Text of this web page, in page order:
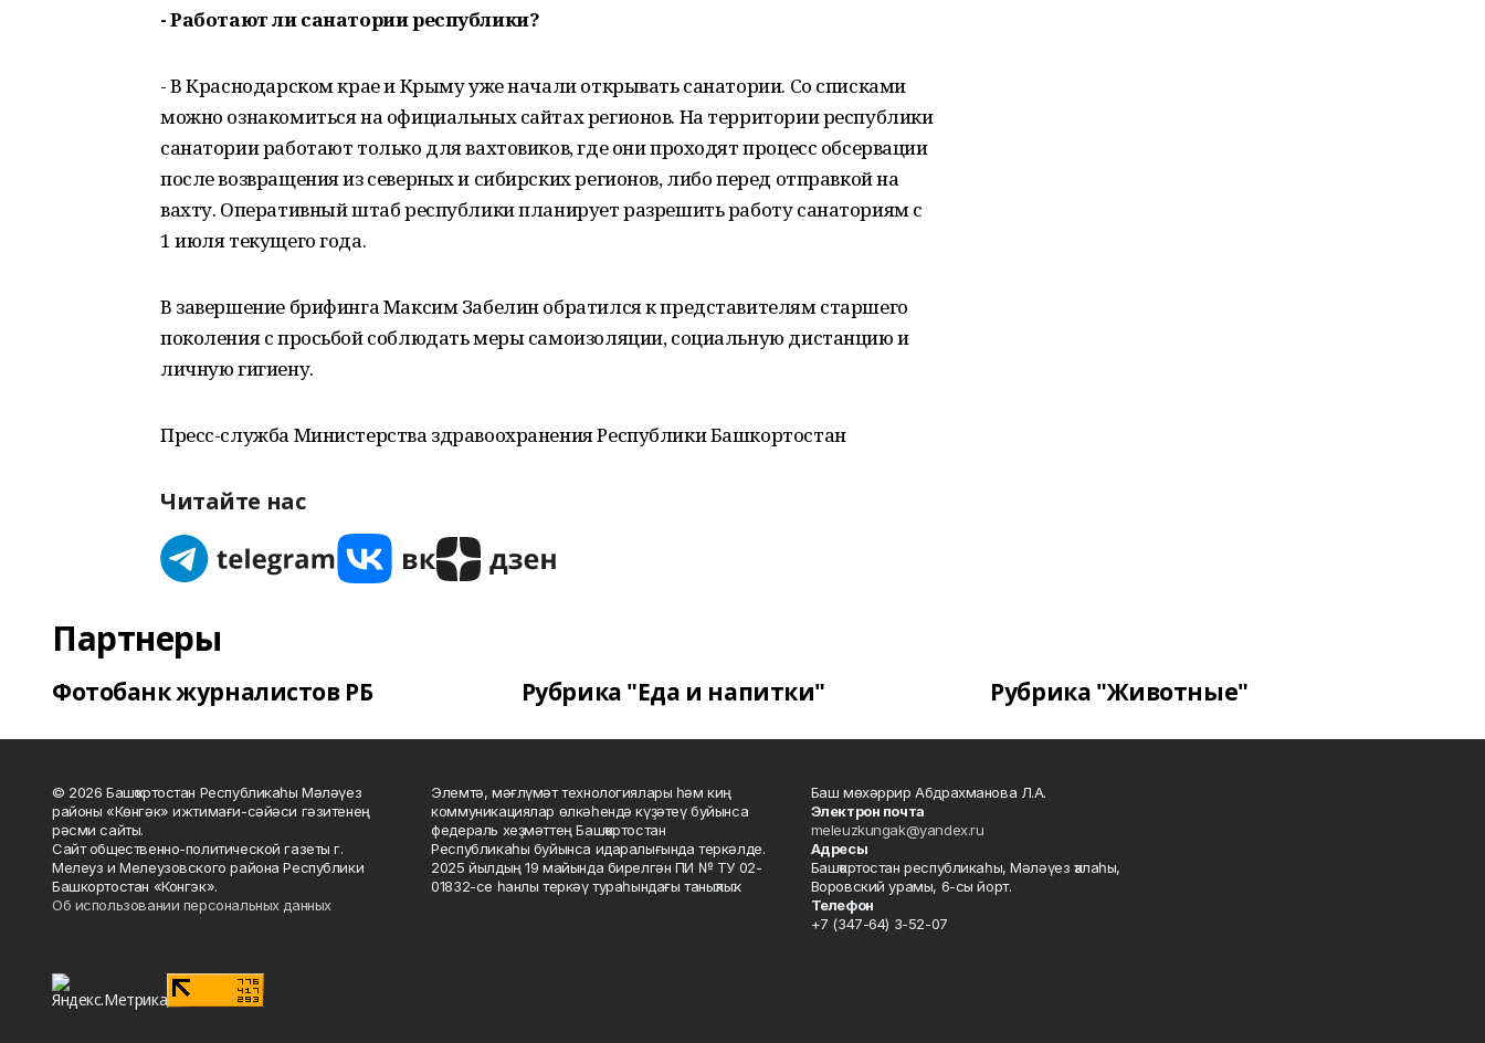
- Работают ли санатории республики?
- В Краснодарском крае и Крыму уже начали открывать санатории. Со списками
можно ознакомиться на официальных сайтах регионов. На территории республики
санатории работают только для вахтовиков, где они проходят процесс обсервации
после возвращения из северных и сибирских регионов, либо перед отправкой на
вахту. Оперативный штаб республики планирует разрешить работу санаториям с
1 июля текущего года.
В завершение брифинга Максим Забелин обратился к представителям старшего
поколения с просьбой соблюдать меры самоизоляции, социальную дистанцию и
личную гигиену.
Пресс-служба Министерства здравоохранения Республики Башкортостан
Читайте нас
Партнеры
Фотобанк журналистов РБ Рубрика "Еда и напитки" Рубрика "Животные"
© 2026 Башҡортостан Республикаһы Мәләүез
районы «Көнгәк» ижтимағи-сәйәси гәзитенең
рәсми сайты.
Сайт общественно-политической газеты г.
Мелеуз и Мелеузовского района Республики
Башкортостан «Конгэк».
Об использовании персональных данных
Элемтә, мәғлүмәт технологиялары һәм киң
коммуникациялар өлкәһендә күҙәтеү буйынса
федераль хеҙмәттең Башҡортостан
Республикаһы буйынса идаралығында теркәлде.
2025 йылдың 19 майында бирелгән ПИ № ТУ 02-
01832-се һанлы теркәү тураһындағы таныҡлыҡ.
Баш мөхәррир Абдрахманова Л.А.
Электрон почта
meleuzkungak@yandex.ru
Адресы
Башҡортостан республикаһы, Мәләүез ҡалаһы,
Воровский урамы, 6-сы йорт.
Телефон
+7 (347-64) 3-52-07